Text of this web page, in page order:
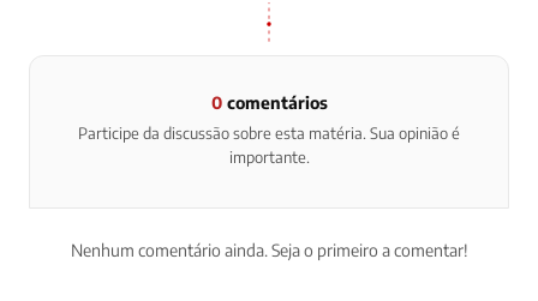
0comentários
Participe da discussão sobre esta matéria. Sua opinião é
importante.
Nenhum comentário ainda. Seja o primeiro a comentar!